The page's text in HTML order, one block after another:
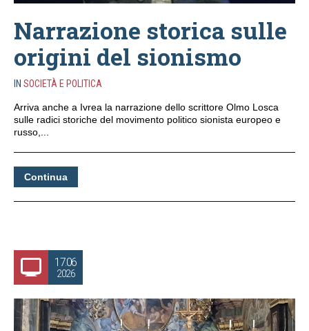
Narrazione storica sulle
origini del sionismo
IN SOCIETÀ E POLITICA
Arriva anche a Ivrea la narrazione dello scrittore Olmo Losca
sulle radici storiche del movimento politico sionista europeo e
russo,...
Continua
17.06
2026